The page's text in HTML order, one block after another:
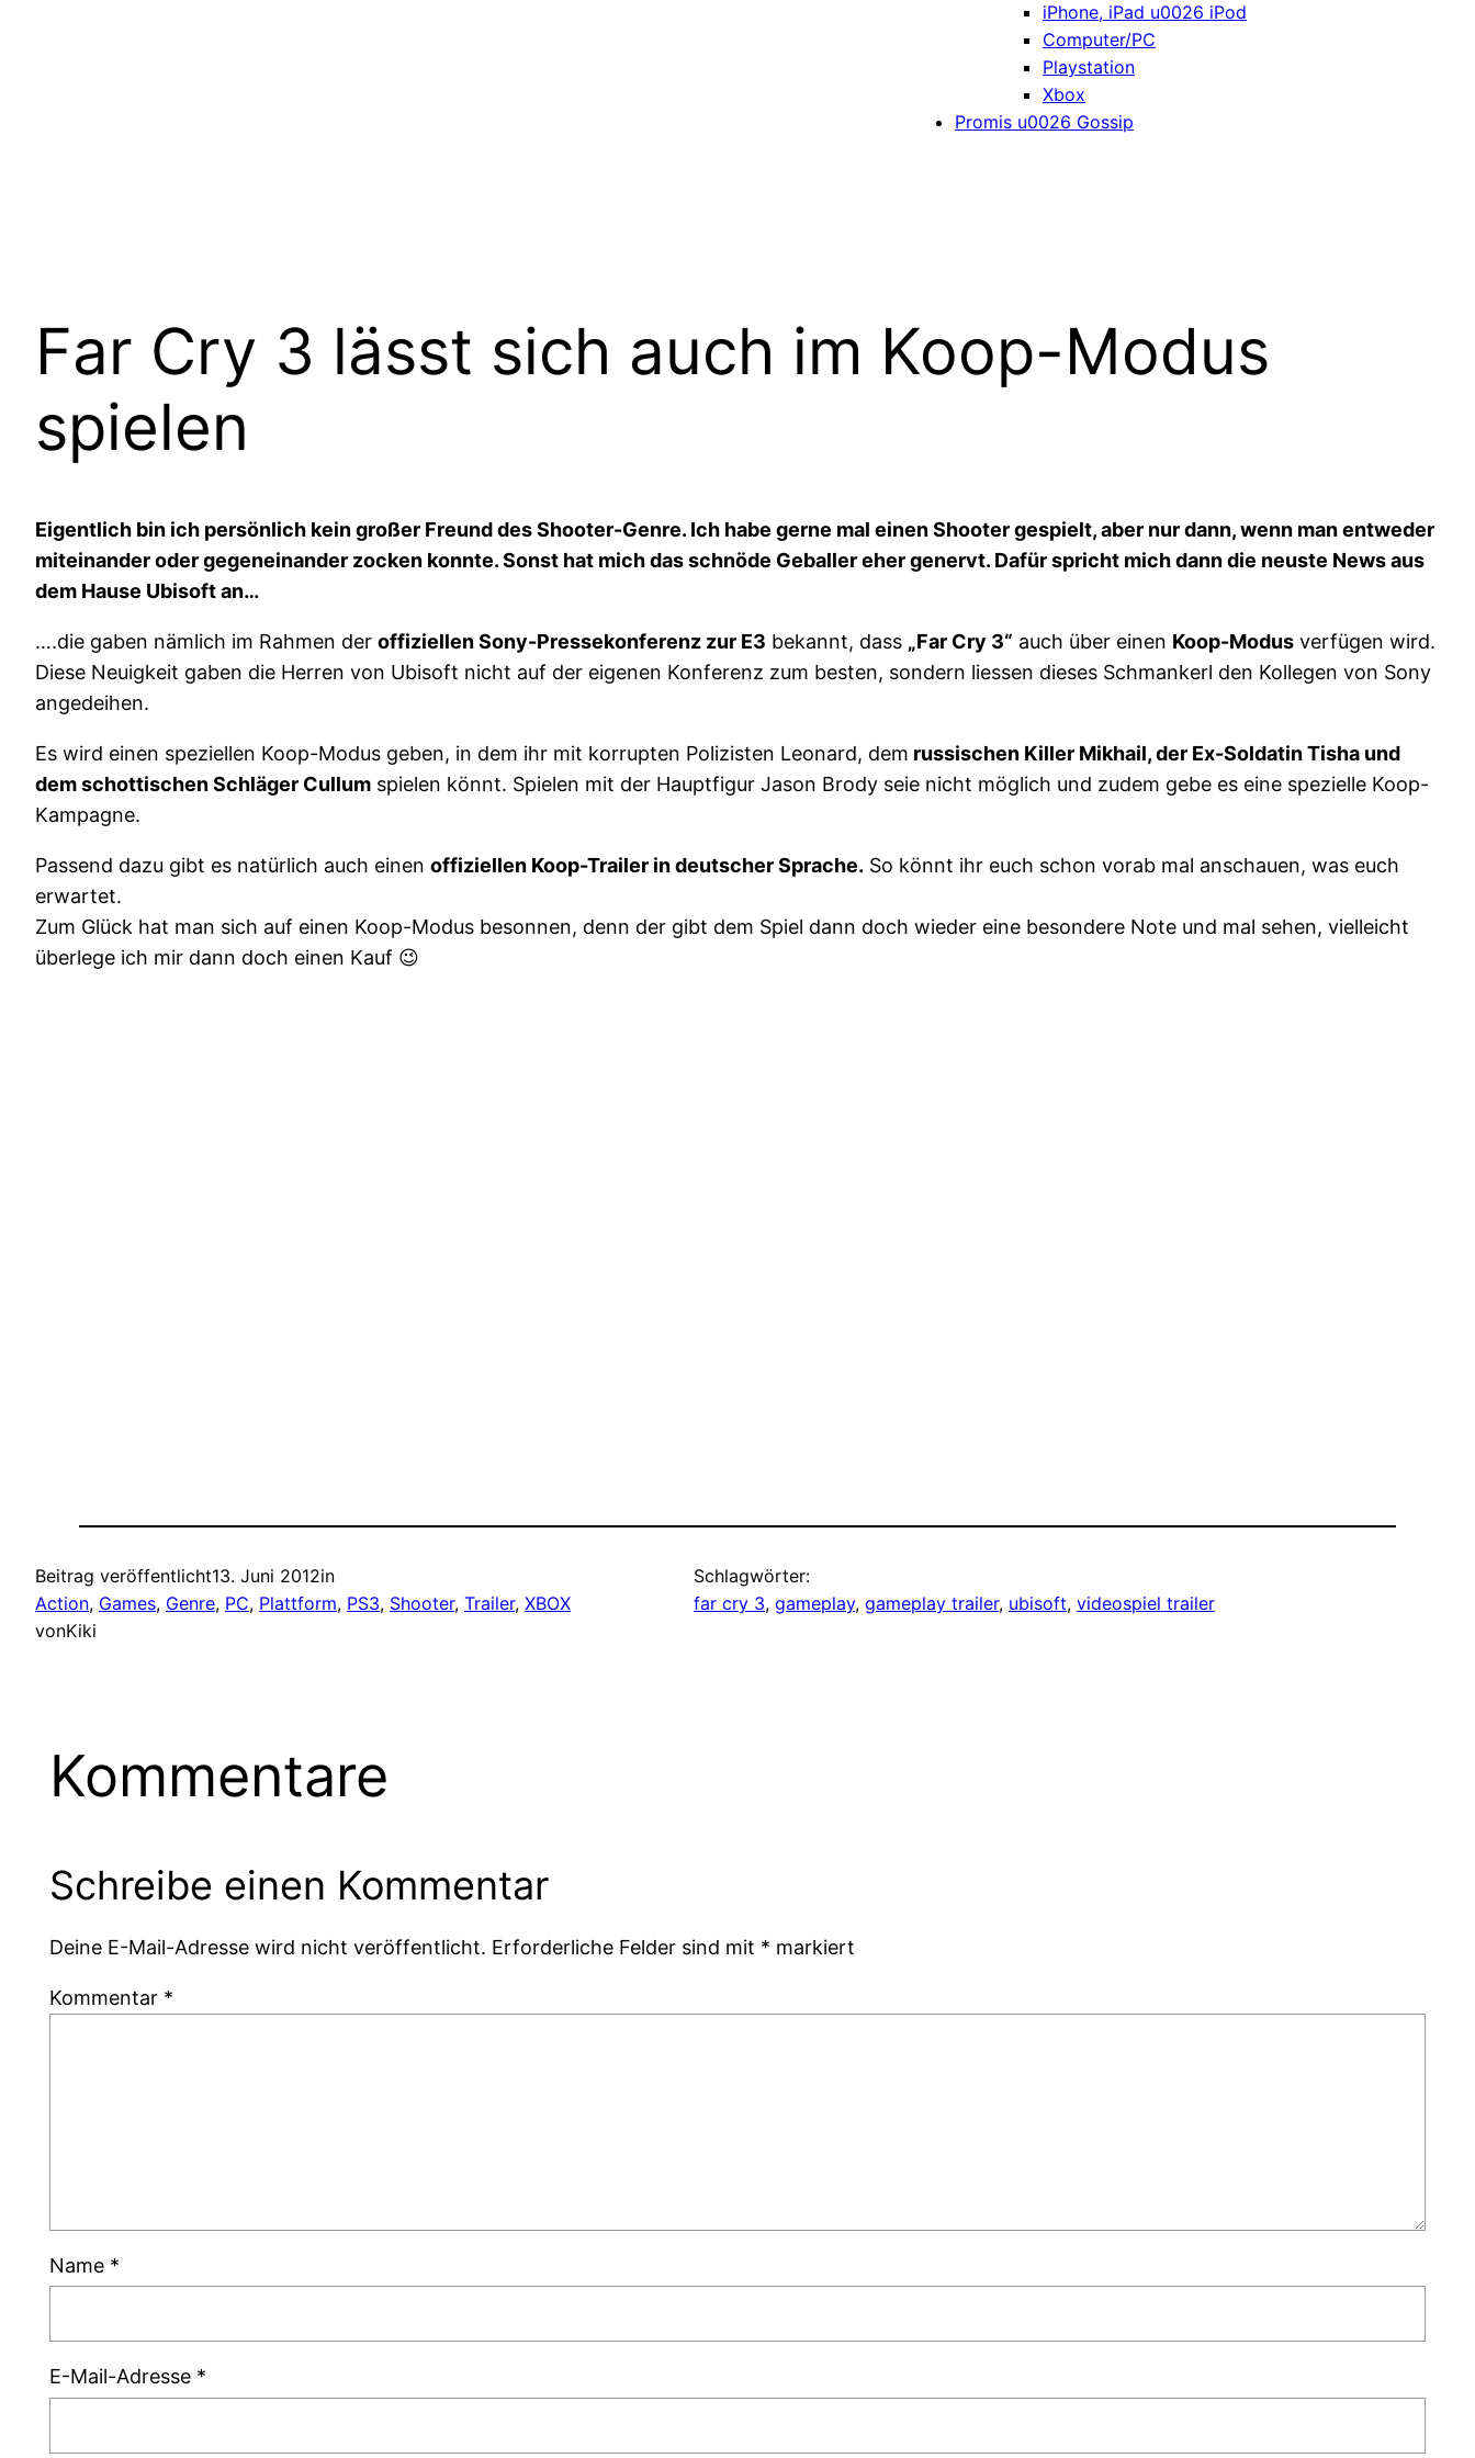
iPhone, iPad u0026 iPod
Computer/PC
Playstation
Xbox
Promis u0026 Gossip
Far Cry 3 lässt sich auch im Koop-Modus
spielen
Eigentlich bin ich persönlich kein großer Freund des Shooter-Genre. Ich habe gerne mal einen Shooter gespielt, aber nur dann, wenn man entweder
miteinander oder gegeneinander zocken konnte. Sonst hat mich das schnöde Geballer eher genervt. Dafür spricht mich dann die neuste News aus
dem Hause Ubisoft an…
….die gaben nämlich im Rahmen der offiziellen Sony-Pressekonferenz zur E3 bekannt, dass „Far Cry 3“ auch über einen Koop-Modus verfügen wird.
Diese Neuigkeit gaben die Herren von Ubisoft nicht auf der eigenen Konferenz zum besten, sondern liessen dieses Schmankerl den Kollegen von Sony
angedeihen.
Es wird einen speziellen Koop-Modus geben, in dem ihr mit korrupten Polizisten Leonard, dem russischen Killer Mikhail, der Ex-Soldatin Tisha und
dem schottischen Schläger Cullum spielen könnt. Spielen mit der Hauptfigur Jason Brody seie nicht möglich und zudem gebe es eine spezielle Koop-
Kampagne.
Passend dazu gibt es natürlich auch einen offiziellen Koop-Trailer in deutscher Sprache. So könnt ihr euch schon vorab mal anschauen, was euch
erwartet.
Zum Glück hat man sich auf einen Koop-Modus besonnen, denn der gibt dem Spiel dann doch wieder eine besondere Note und mal sehen, vielleicht
überlege ich mir dann doch einen Kauf 😉
Beitrag veröffentlicht13. Juni 2012in
Action, Games, Genre, PC, Plattform, PS3, Shooter, Trailer, XBOX
vonKiki
Schlagwörter:
far cry 3, gameplay, gameplay trailer, ubisoft, videospiel trailer
Kommentare
Schreibe einen Kommentar
Deine E-Mail-Adresse wird nicht veröffentlicht. Erforderliche Felder sind mit * markiert
Kommentar *
Name *
E-Mail-Adresse *